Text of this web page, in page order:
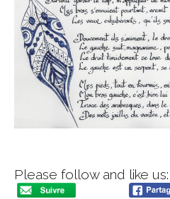
Please follow and like us: